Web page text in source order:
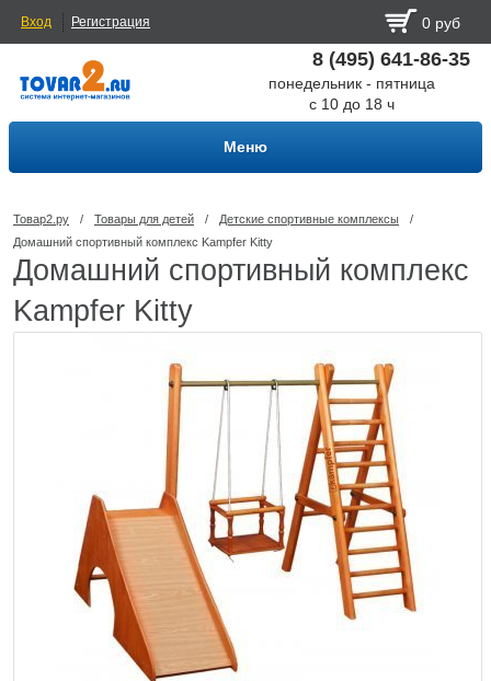
Вход Регистрация 0 руб
8 (495) 641-86-35
понедельник - пятница
с 10 до 18 ч
Меню
Товар2.ру / Товары для детей / Детские спортивные комплексы
/
Домашний спортивный комплекс Kampfer Kitty
Домашний спортивный комплекс
Kampfer Kitty